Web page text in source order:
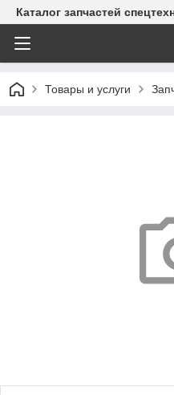
Каталог запчастей
Товары и услуги